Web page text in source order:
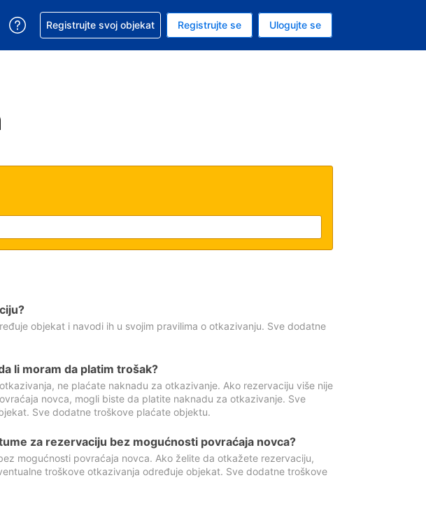
Vaša trenutna valuta je dinar
jezik. Vaš trenutni jezik je Srpskom
Zatražite pomoć u vezi sa rezervacijom
Registrujte svoj objekat Registrujte se Ulogujte se
objekat i navodi ih u svojim pravilima o otkazivanju. Sve dodatne
li moram da platim trošak?
ne plaćate naknadu za otkazivanje. Ako rezervaciju više nije
novca, mogli biste da platite naknadu za otkazivanje. Sve
Sve dodatne troškove plaćate objektu.
za rezervaciju bez mogućnosti povraćaja novca?
mogućnosti povraćaja novca. Ako želite da otkažete rezervaciju,
troškove otkazivanja određuje objekat. Sve dodatne troškove